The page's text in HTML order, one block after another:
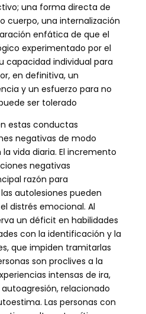
una forma directa de
cuerpo, una internalización
enfática de que el
experimentado por el
capacidad individual para
en definitiva, un
y un esfuerzo para no
ser tolerado
estas conductas
negativas de modo
vida diaria. El incremento
negativas
razón para
autolesiones pueden
distrés emocional. Al
un déficit en habilidades
con la identificación y la
que impiden tramitarlas
son proclives a la
intensas de ira,
autoagresión, relacionado
Las personas con